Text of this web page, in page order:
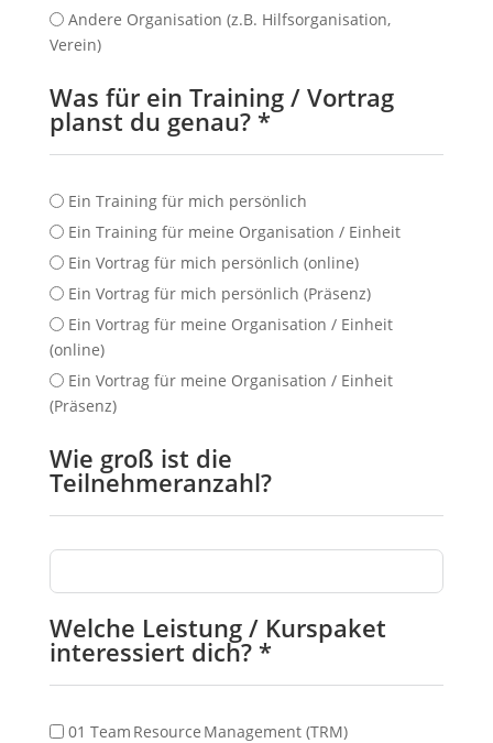
Andere Organisation (z.B. Hilfsorganisation,
Verein)
Was für ein Training / Vortrag
planst du genau? *
Ein Training für mich persönlich
Ein Training für meine Organisation / Einheit
Ein Vortrag für mich persönlich (online)
Ein Vortrag für mich persönlich (Präsenz)
Ein Vortrag für meine Organisation / Einheit
(online)
Ein Vortrag für meine Organisation / Einheit
(Präsenz)
Wie groß ist die
Teilnehmeranzahl?
Welche Leistung / Kurspaket
interessiert dich? *
01 Team Resource Management (TRM)​